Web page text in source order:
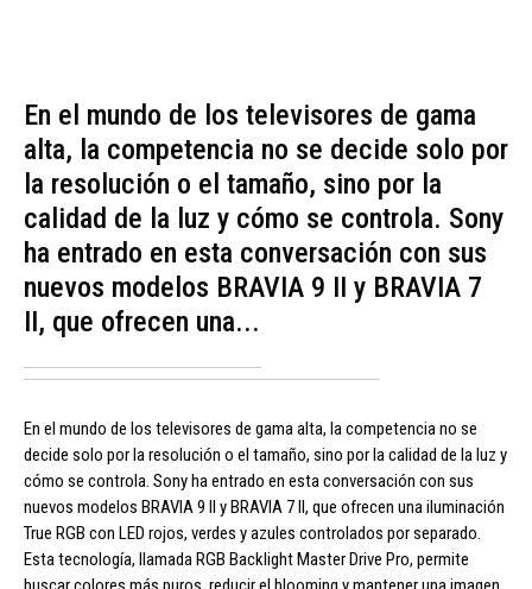
En el mundo de los televisores de gama
alta, la competencia no se decide solo por
la resolución o el tamaño, sino por la
calidad de la luz y cómo se controla. Sony
ha entrado en esta conversación con sus
nuevos modelos BRAVIA 9 II y BRAVIA 7
II, que ofrecen una...
En el mundo de los televisores de gama alta, la competencia no se
decide solo por la resolución o el tamaño, sino por la calidad de la luz y
cómo se controla. Sony ha entrado en esta conversación con sus
nuevos modelos BRAVIA 9 II y BRAVIA 7 II, que ofrecen una iluminación
True RGB con LED rojos, verdes y azules controlados por separado.
Esta tecnología, llamada RGB Backlight Master Drive Pro, permite